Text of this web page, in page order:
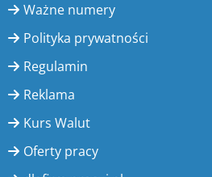
Ważne numery
Polityka prywatności
Regulamin
Reklama
Kurs Walut
Oferty pracy